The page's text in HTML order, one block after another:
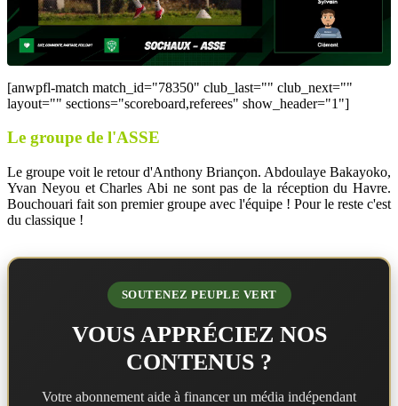
[anwpfl-match match_id="78350" club_last="" club_next=""
layout="" sections="scoreboard,referees" show_header="1"]
Le groupe de l'ASSE
Le groupe voit le retour d'Anthony Briançon. Abdoulaye Bakayoko,
Yvan Neyou et Charles Abi ne sont pas de la réception du Havre.
Bouchouari fait son premier groupe avec l'équipe ! Pour le reste c'est
du classique !
SOUTENEZ PEUPLE VERT
VOUS APPRÉCIEZ NOS
CONTENUS ?
Votre abonnement aide à financer un média indépendant